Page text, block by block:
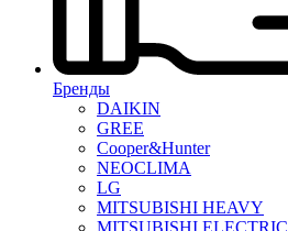
Бренды
DAIKIN
GREE
Cooper&Hunter
NEOCLIMA
LG
MITSUBISHI HEAVY
MITSUBISHI ELECTRIC